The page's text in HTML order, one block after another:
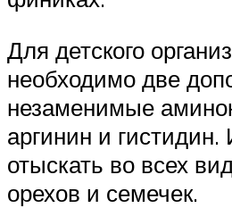
Для детского
необходимо две
незаменимые
аргинин и
отыскать во всех
орехов и семечек.